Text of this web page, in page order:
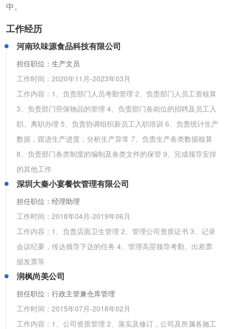
中。
工作经历
河南玖味源食品科技有限公司
担任职位：生产文员
工作时间： 2020年11月-2023年03月
工作内容：1、负责部门人员考勤管理 2、负责部门人员工资核算
3、负责部门劳保物品的管理 4、负责部门各岗位的招聘及员工入
职、离职办理 5、负责协调组织新员工入职培训 6、负责统计生产
数据，跟进生产进度，分析生产异常 7、负责生产各类数据核算
8、负责部门各类制度的编制及各类文件的保管 9、完成领导安排
的其他工作
深圳大秦小宴餐饮管理有限公司
担任职位：经理助理
工作时间： 2018年04月-2019年06月
工作内容：1、负责店面卫生管理 2、管理公司资质证书 3、记录
会议纪要，传达领导下达的任务 4、管理高层领导考勤、出差票
据发票等
润枫尚美公司
担任职位：行政主管兼仓库管理
工作时间： 2015年07月-2018年02月
工作内容：1、公司资质管理 2、落实及修订，公司及所属各施工